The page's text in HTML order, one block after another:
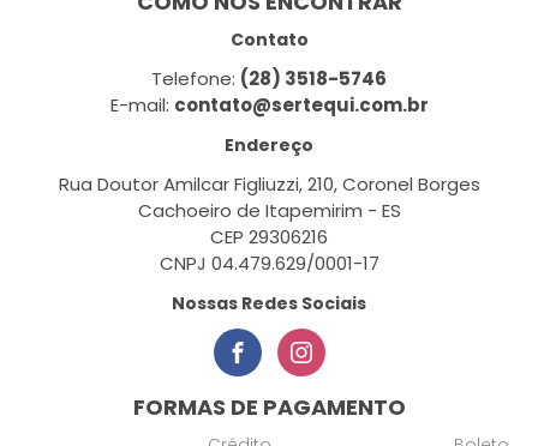
Contato
Telefone: (28) 3518-5746
E-mail: contato@sertequi.com.br
Endereço
Rua Doutor Amilcar Figliuzzi, 210, Coronel Borges
Cachoeiro de Itapemirim - ES
CEP 29306216
CNPJ 04.479.629/0001-17
Nossas Redes Sociais
FORMAS DE PAGAMENTO